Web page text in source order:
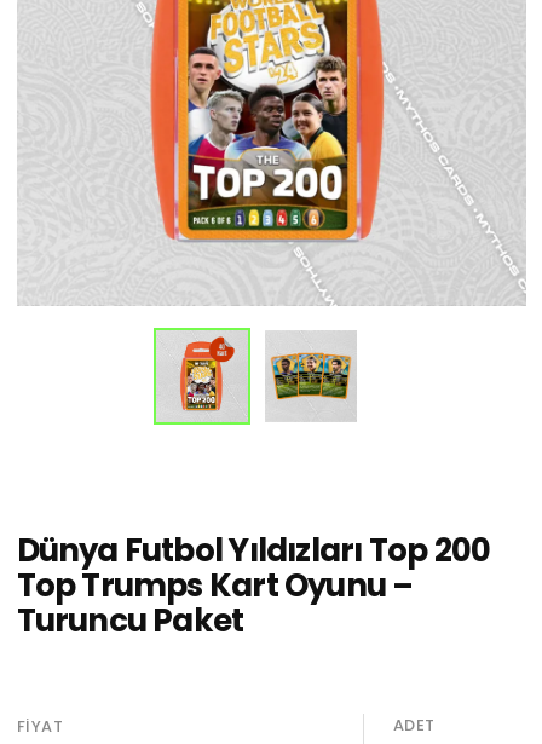
Dünya Futbol Yıldızları Top 200
Top Trumps Kart Oyunu –
Turuncu Paket
FIYAT ADET